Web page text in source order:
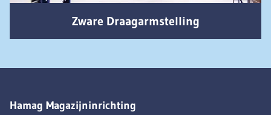
Zware Draagarmstelling
Hamag Magazijninrichting